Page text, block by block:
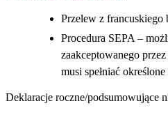
Przelew z francuskiego
Procedura SEPA –
zaakceptowanego
musi spełniać
Deklaracje roczne/podsumowujące